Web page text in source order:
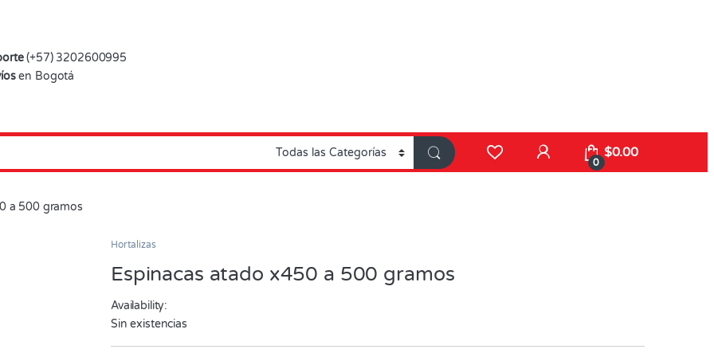
(+57) 3202600995
en Bogotá
0
$0.00
a 500 gramos
Hortalizas
Espinacas atado x450 a 500 gramos
Availability:
Sin existencias